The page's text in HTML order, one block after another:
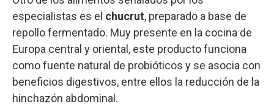
especialistas es el chucrut, preparado a base de
repollo fermentado. Muy presente en la cocina de
Europa central y oriental, este producto funciona
como fuente natural de probióticos y se asocia con
beneficios digestivos, entre ellos la reducción de la
hinchazón abdominal.